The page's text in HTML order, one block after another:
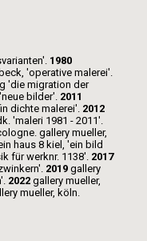
1980
'operative malerei'.
'die migration der
bilder'. 2011
dichte malerei'. 2012
'maleri 1981 - 2011'.
gallery mueller,
haus 8 kiel, 'ein bild
für werknr. 1138'. 2017
2019 gallery
2022 gallery mueller,
mueller, köln.